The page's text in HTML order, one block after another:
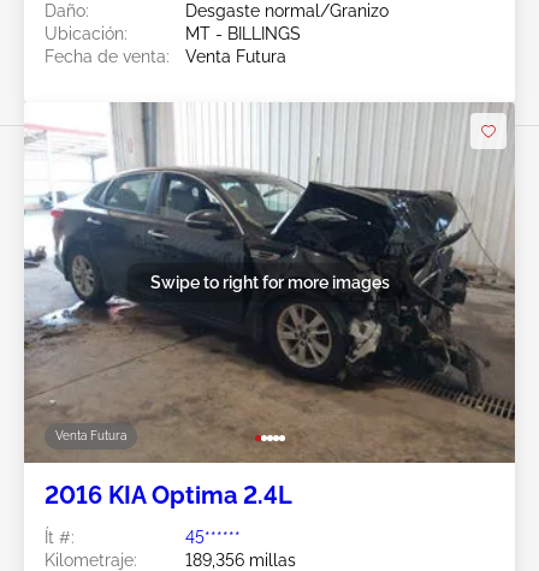
Daño:
Desgaste normal/Granizo
Ubicación:
MT - BILLINGS
Fecha de venta:
Venta Futura
Venta Futura
Swipe to right for more images
2016 KIA Optima 2.4L
Ít #:
45******
Kilometraje:
189,356 millas